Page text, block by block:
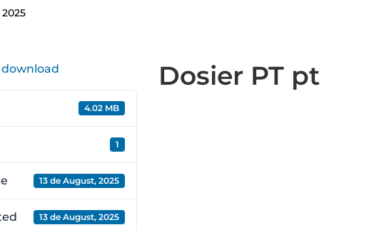
2025
4.02 MB
1
13 de August, 2025
13 de August, 2025
Dosier PT pt